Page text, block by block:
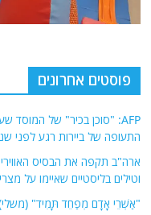
פוסטים אחרונים
התעופה של ביירות רגע לפני
וטילים בליסטיים שאיימו על
"אַשְׁרֵי אָדָם מְפַחֵד תָּמִיד"